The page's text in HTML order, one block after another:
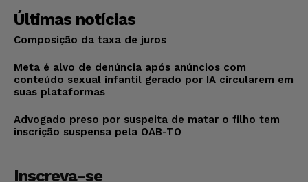
Últimas notícias
Composição da taxa de juros
Meta é alvo de denúncia após anúncios com
conteúdo sexual infantil gerado por IA circularem em
suas plataformas
Advogado preso por suspeita de matar o filho tem
inscrição suspensa pela OAB-TO
Inscreva-se